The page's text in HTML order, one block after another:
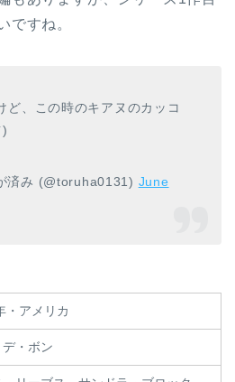
ですね。
ど、この時のキアヌのカッコ
済み (@toruha0131) June
・アメリカ
・ボン